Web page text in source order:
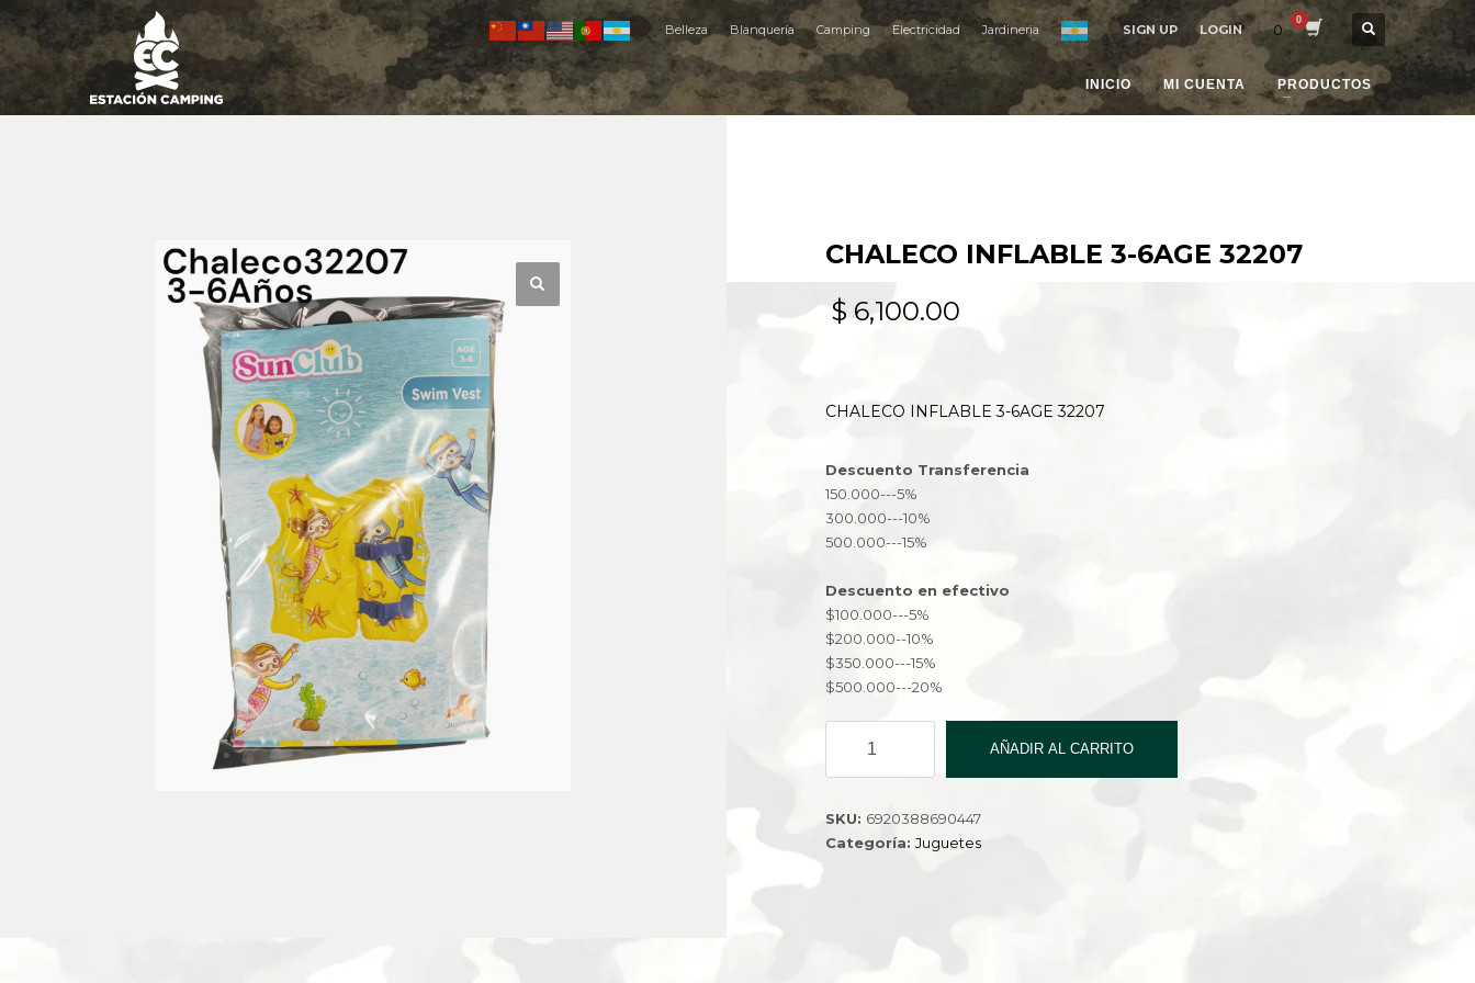
Belleza Blanquería Camping Electricidad Jardineria SIGN UP LOGIN 0
INICIO MI CUENTA PRODUCTOS
CHALECO INFLABLE 3-6AGE 32207
$ 6,100.00
CHALECO INFLABLE 3-6AGE 32207
Descuento Transferencia
150.000---5%
300.000---10%
500.000---15%
Descuento en efectivo
$100.000---5%
$200.000--10%
$350.000---15%
$500.000---20%
INFLABLE
3-
32207
cantidad
AÑADIR AL CARRITO
SKU: 6920388690447
Categoría: Juguetes